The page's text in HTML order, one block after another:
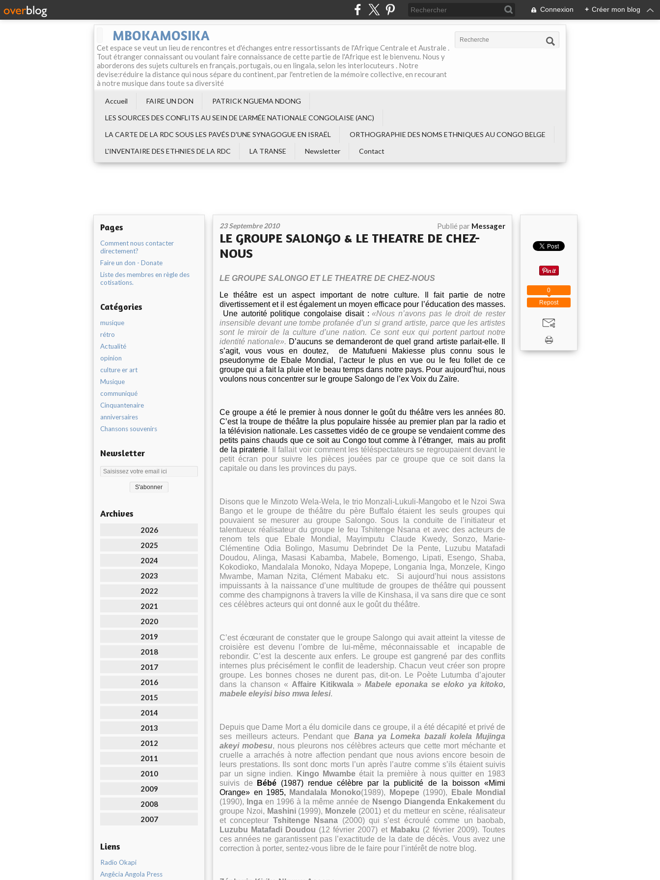
Connexion + Créer mon blog
MBOKAMOSIKA
Cet espace se veut un lieu de rencontres et d'échanges entre ressortissants de l'Afrique Centrale et Australe .
Tout étranger connaissant ou voulant faire connaissance de cette partie de l'Afrique est le bienvenu. Nous y
aborderons des sujets culturels en français, portugais, ou en lingala, selon les interlocuteurs . Notre
devise:réduire la distance qui nous sépare du continent, par l'entretien de la mémoire collective, en recourant
à notre musique dans toute sa diversité
Accueil FAIRE UN DON
PATRICK NGUEMA NDONG
LES SOURCES DES CONFLITS AU SEIN DE L‘ARMÉE NATIONALE CONGOLAISE (ANC)
LA CARTE DE LA RDC SOUS LES PAVÉS D'UNE SYNAGOGUE EN ISRAËL
ORTHOGRAPHIE DES NOMS ETHNIQUES AU CONGO BELGE
L'INVENTAIRE DES ETHNIES DE LA RDC
LA TRANSE Newsletter Contact
Pages
Comment nous contacter
directement?
Faire un don - Donate
Liste des membres en règle des
cotisations.
Catégories
musique
rétro
Actualité
opinion
culture er art
Musique
communiqué
Cinquantenaire
anniversaires
Chansons souvenirs
Newsletter
Archives
2026
2025
2024
2023
2022
2021
2020
2019
2018
2017
2016
2015
2014
2013
2012
2011
2010
2009
2008
2007
Liens
Radio Okapi
Angêcia Angola Press
23 Septembre 2010 Publié par Messager
LE GROUPE SALONGO & LE THEATRE DE CHEZ-
NOUS
LE GROUPE SALONGO ET LE THEATRE DE CHEZ-NOUS
Le théâtre est un aspect important de notre culture. Il fait partie de notre
divertissement et il est également un moyen efficace pour l’éducation des masses.
Une autorité politique congolaise disait : «Nous n’avons pas le droit de rester
insensible devant une tombe profanée d’un si grand artiste, parce que les artistes
sont le miroir de la culture d’une nation. Ce sont eux qui portent partout notre
identité nationale». D’aucuns se demanderont de quel grand artiste parlait-elle. Il
s’agit, vous vous en doutez,
de Matufueni Makiesse plus connu sous le
pseudonyme de Ebale Mondial, l’acteur le plus en vue ou le feu follet de ce
groupe qui a fait la pluie et le beau temps dans notre pays. Pour aujourd’hui, nous
voulons nous concentrer sur le groupe Salongo de l’ex Voix du Zaïre.
Ce groupe a été le premier à nous donner le goût du théâtre vers les années 80.
C’est la troupe de théâtre la plus populaire hissée au premier plan par la radio et
la télévision nationale. Les cassettes vidéo de ce groupe se vendaient comme des
petits pains chauds que ce soit au Congo tout comme à l’étranger,
mais au profit
de la piraterie. Il fallait voir comment les téléspectateurs se regroupaient devant le
petit écran pour suivre les pièces jouées par ce groupe que ce soit dans la
capitale ou dans les provinces du pays.
Disons que le Minzoto Wela-Wela, le trio Monzali-Lukuli-Mangobo et le Nzoi Swa
Bango et le groupe de théâtre du père Buffalo étaient les seuls groupes qui
pouvaient se mesurer au groupe Salongo. Sous la conduite de l’initiateur et
talentueux réalisateur du groupe le feu Tshitenge Nsana et avec des acteurs de
renom tels que Ebale Mondial, Mayimputu Claude Kwedy, Sonzo, Marie-
Clémentine Odia Bolingo, Masumu Debrindet De la Pente, Luzubu Matafadi
Doudou, Alinga, Masasi Kabamba, Mabele, Bomengo, Lipati, Esengo, Shaba,
Kokodioko, Mandalala Monoko, Ndaya Mopepe, Longania Inga, Monzele, Kingo
Mwambe, Maman Nzita, Clément Mabaku etc.
Si aujourd’hui nous assistons
impuissants à la naissance d’une multitude de groupes de théâtre qui poussent
comme des champignons à travers la ville de Kinshasa, il va sans dire que ce sont
ces célèbres acteurs qui ont donné aux le goût du théâtre.
C’est écœurant de constater que le groupe Salongo qui avait atteint la vitesse de
croisière est devenu l’ombre de lui-même, méconnaissable et
incapable de
rebondir. C’est la descente aux enfers. Le groupe est gangrené par des conflits
internes plus précisément le conflit de leadership. Chacun veut créer son propre
groupe. Les bonnes choses ne durent pas, dit-on. Le Poète Lutumba d’ajouter
dans la chanson « Affaire Kitikwala»Mabele eponaka se eloko ya kitoko,
mabele eleyisi biso mwa lelesi.
Depuis que Dame Mort a élu domicile dans ce groupe, il a été décapité et privé de
ses meilleurs acteurs. Pendant que Bana ya Lomeka bazali kolela Mujinga
akeyi mobesu, nous pleurons nos célèbres acteurs que cette mort méchante et
cruelle a arrachés à notre affection pendant que nous avions encore besoin de
leurs prestations. Ils sont donc morts l’un après l’autre comme s’ils étaient suivis
par un signe indien.
Kingo Mwambeétait la première à nous quitter en 1983
suivis de
Bébé (1987) rendue célèbre par la publicité de la boisson «Mimi
Orange» en 1985,
Mandalala Monoko(1989), Mopepe(1990),
Ebale Mondial
(1990),
Inga en 1996 à la même année de Nsengo Diangenda Enkakement du
groupe Nzoi, Mashini(1999), Monzele (2001) et du metteur en scène, réalisateur
et concepteur Tshitenge Nsana (2000) qui s’est écroulé comme un baobab,
Luzubu Matafadi Doudou (12 février 2007) et Mabaku (2 février 2009). Toutes
ces années ne garantissent pas l’exactitude de la date de décès. Vous avez une
correction à porter, sentez-vous libre de le faire pour l’intérêt de notre blog.
Repost
0